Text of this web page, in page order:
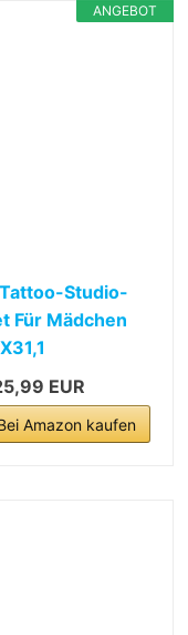
ANGEBOT
Studio-
Für Mädchen
EUR
Amazon kaufen